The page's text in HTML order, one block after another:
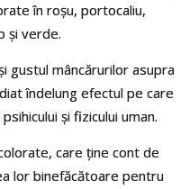
în roșu, portocaliu,
și verde.
gustul mâncărurilor asupra
îndelung efectul pe care
și fizicului uman.
care ține cont de
lor binefăcătoare pentru